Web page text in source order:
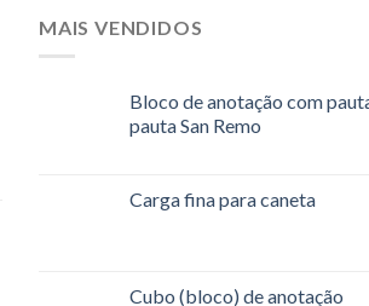
MAIS VENDIDOS
Bloco de anotação com
pauta San Remo
Carga fina para caneta
Cubo (bloco) de anotação